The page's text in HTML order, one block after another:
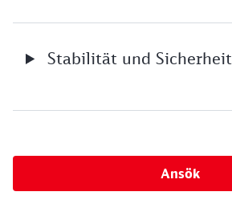
Stabilität und Sicherheit
Ansök